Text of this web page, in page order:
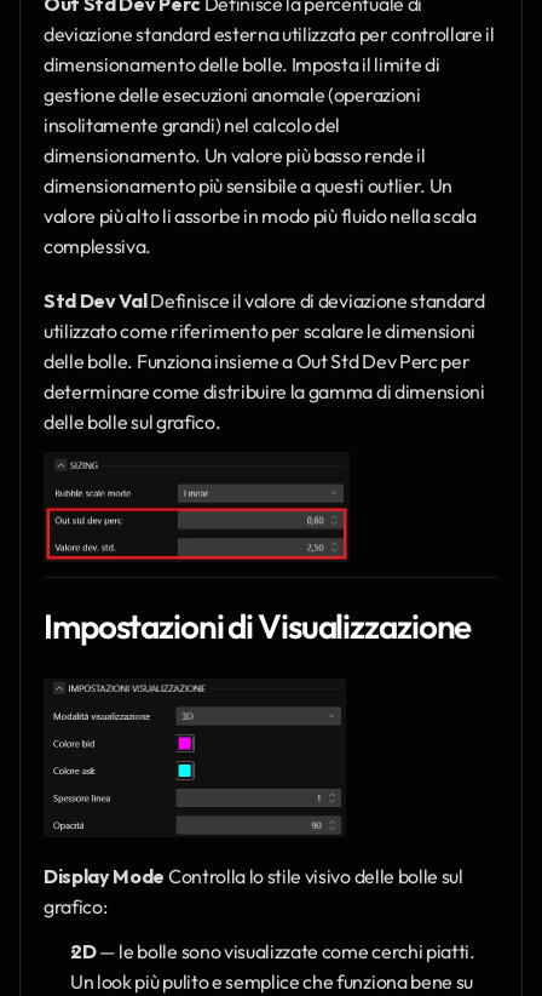
deviazione standard esterna utilizzata per controllare il
dimensionamento delle bolle. Imposta il limite di
gestione delle esecuzioni anomale (operazioni
insolitamente grandi) nel calcolo del
dimensionamento. Un valore più basso rende il
dimensionamento più sensibile a questi outlier. Un
valore più alto li assorbe in modo più fluido nella scala
complessiva.
Std Dev Val Definisce il valore di deviazione standard
utilizzato come riferimento per scalare le dimensioni
delle bolle. Funziona insieme a Out Std Dev Perc per
determinare come distribuire la gamma di dimensioni
delle bolle sul grafico.
Impostazioni di Visualizzazione
Display Mode Controlla lo stile visivo delle bolle sul
grafico:
2D — le bolle sono visualizzate come cerchi piatti.
Un look più pulito e semplice che funziona bene su